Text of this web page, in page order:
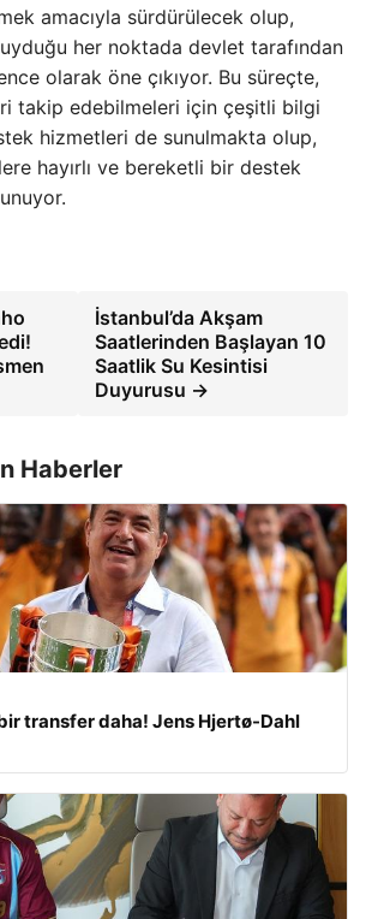
amacıyla sürdürülecek olup,
her noktada devlet tarafından
olarak öne çıkıyor. Bu süreçte,
takip edebilmeleri için çeşitli bilgi
hizmetleri de sunulmakta olup,
hayırlı ve bereketli bir destek
İstanbul’da Akşam
Saatlerinden Başlayan 10
Saatlik Su Kesintisi
Duyurusu →
Haberler
bir transfer daha! Jens Hjertø-Dahl